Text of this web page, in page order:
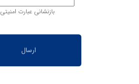
بازنشانی عبارت امنیتی